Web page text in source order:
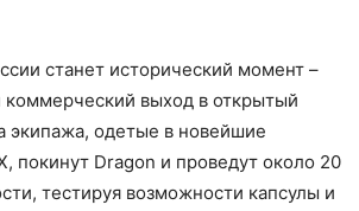
станет исторический момент –
коммерческий выход в открытый
экипажа, одетые в новейшие
покинут Dragon и проведут около 20
тестируя возможности капсулы и